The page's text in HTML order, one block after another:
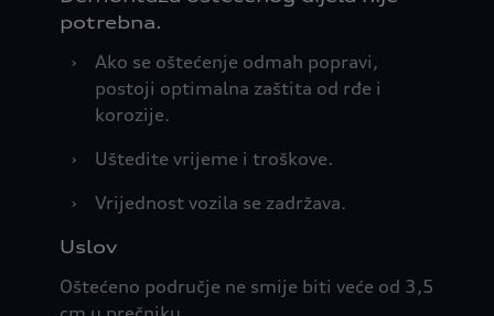
potrebna.
›
Ako se oštećenje odmah popravi,
postoji optimalna zaštita od rđe i
korozije.
›
Uštedite vrijeme i troškove.
›
Vrijednost vozila se zadržava.
Uslov
Oštećeno područje ne smije biti veće od 3,5